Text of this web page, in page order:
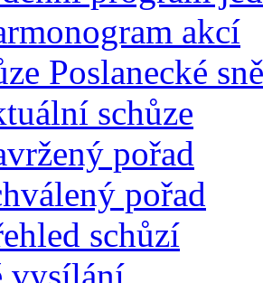
akcí
Poslanecké
schůze
pořad
pořad
schůzí
vysílání